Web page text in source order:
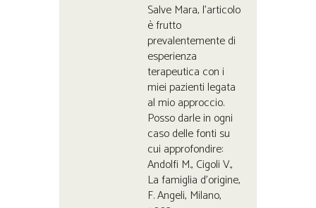
Salve Mara, l’articolo
è frutto
prevalentemente di
esperienza
terapeutica con i
miei pazienti legata
al mio approccio.
Posso darle in ogni
caso delle fonti su
cui approfondire:
Andolfi M., Cigoli V.,
La famiglia d’origine,
F. Angeli, Milano,